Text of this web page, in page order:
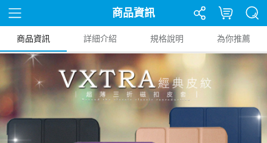
商品資訊
商品資訊 詳細介紹 規格說明 為你推薦